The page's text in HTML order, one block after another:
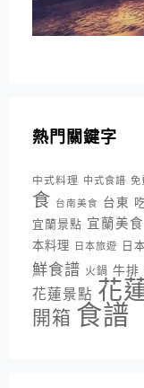
熱門關鍵字
中式料理 中式食譜 免
食 台南美食 台東
宜蘭景點 宜蘭美食
本料理
日本旅遊 日
鮮食譜 火鍋 牛排
花蓮景點 花
開箱 食譜